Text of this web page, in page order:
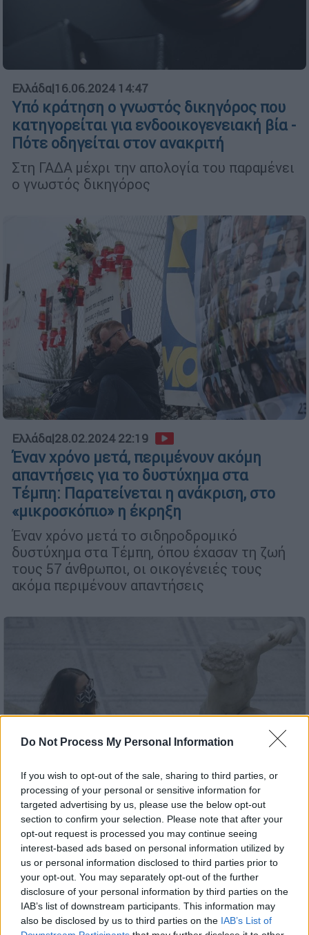
Do Not Process My Personal Information
If you wish to opt-out of the sale, sharing to third parties, or
processing of your personal or sensitive information for
targeted advertising by us, please use the below opt-out
section to confirm your selection. Please note that after your
opt-out request is processed you may continue seeing
interest-based ads based on personal information utilized by
us or personal information disclosed to third parties prior to
your opt-out. You may separately opt-out of the further
disclosure of your personal information by third parties on the
IAB’s list of downstream participants. This information may
also be disclosed by us to third parties on the IAB’s List of
Ελλάδα|16.06.2024 14:47
Υπό κράτηση ο γνωστός δικηγόρος που
κατηγορείται για ενδοοικογενειακή βία -
Πότε οδηγείται στον ανακριτή
Στη ΓΑΔΑ μέχρι την απολογία του παραμένει
ο γνωστός δικηγόρος
Ελλάδα|28.02.2024 22:19
Έναν χρόνο μετά, περιμένουν ακόμη
απαντήσεις για το δυστύχημα στα
Τέμπη: Παρατείνεται η ανάκριση, στο
«μικροσκόπιο» η έκρηξη
Έναν χρόνο μετά το σιδηροδρομικό
δυστύχημα στα Τέμπη, όπου έχασαν τη ζωή
τους 57 άνθρωποι, οι οικογένειές τους
ακόμα περιμένουν απαντήσεις
Κόσμος 24.08.2023 17:30
Νέα ανάκριση για τις κλοπές
αρχαιοτήτων αμύθητης αξίας από το
Βρετανικό Μουσείο: Τι ανακοίνωσε η
αστυνομία του Λονδίνου